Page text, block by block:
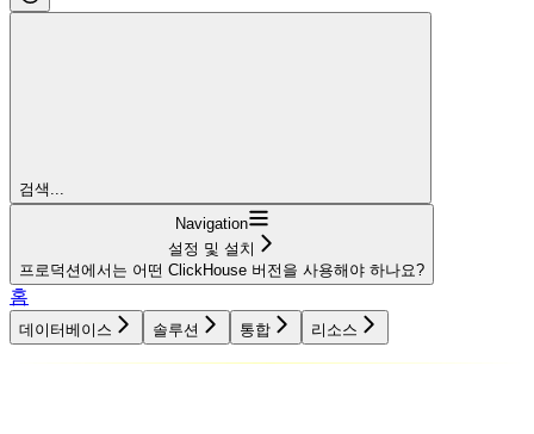
검색...
Navigation
설정 및 설치
프로덕션에서는 어떤 ClickHouse 버전을 사용해야 하나요?
홈
데이터베이스 솔루션 통합 리소스